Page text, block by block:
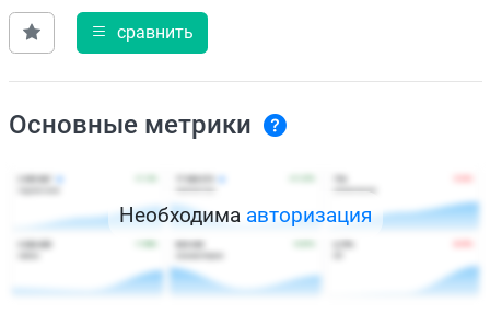
сравнить
Основные метрики
Необходима авторизация